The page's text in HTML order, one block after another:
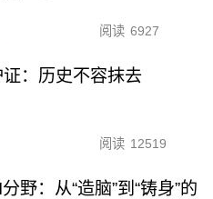
阅读 6927
证：历史不容抹去
阅读 12519
野：从“造脑”到“铸身”的